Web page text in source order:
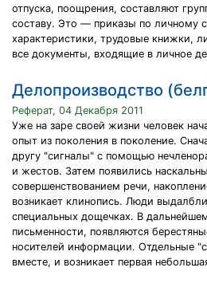
отпуска, поощрения, составляют
составу. Это — приказы по личному
характеристики, трудовые книжки,
все документы, входящие в личное
Делопроизводство
Реферат, 04 Декабря 2011
Уже на заре своей жизни человек
опыт из поколения в поколение.
другу "сигналы" с помощью
и жестов. Затем появились
совершенствованием речи,
возникает клинопись. Люди
специальных дощечках. В
письменности, появляются
носителей информации. Отдельные
вместе, и возникает первая